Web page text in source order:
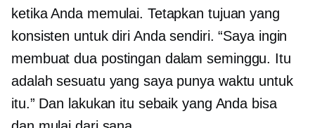
ketika Anda memulai. Tetapkan tujuan yang
konsisten untuk diri Anda sendiri. “Saya ingin
membuat dua postingan dalam seminggu. Itu
adalah sesuatu yang saya punya waktu untuk
itu.” Dan lakukan itu sebaik yang Anda bisa